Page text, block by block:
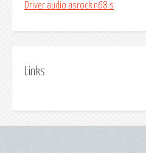
Driver audio asrock n68 s
Links